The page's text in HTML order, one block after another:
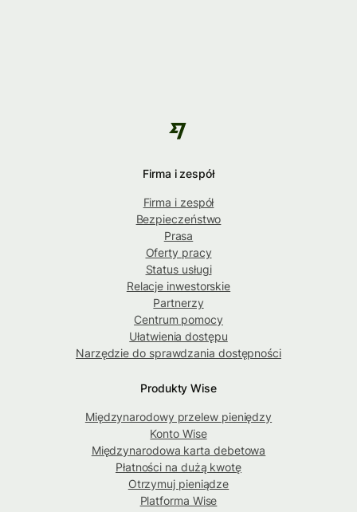
Firma i zespół
Firma i zespół
Bezpieczeństwo
Prasa
Oferty pracy
Status usługi
Relacje inwestorskie
Partnerzy
Centrum pomocy
Ułatwienia dostępu
Narzędzie do sprawdzania dostępności
Produkty Wise
Międzynarodowy przelew pieniędzy
Konto Wise
Międzynarodowa karta debetowa
Płatności na dużą kwotę
Otrzymuj pieniądze
Platforma Wise